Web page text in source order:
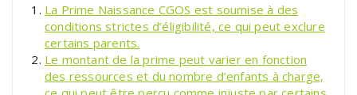
La Prime Naissance CGOS est soumise à des
conditions strictes d’éligibilité, ce qui peut exclure
certains parents.
Le montant de la prime peut varier en fonction
des ressources et du nombre d’enfants à charge,